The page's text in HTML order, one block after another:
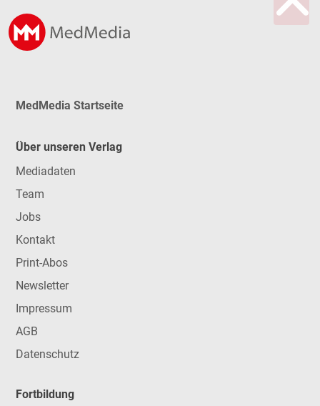
MedMedia Startseite
Über unseren Verlag
Mediadaten
Team
Jobs
Kontakt
Print-Abos
Newsletter
Impressum
AGB
Datenschutz
Fortbildung